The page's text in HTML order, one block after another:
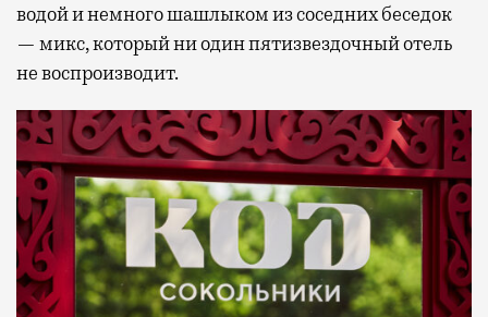
водой и немного шашлыком из соседних беседок
— микс, который ни один пятизвездочный отель
не воспроизводит.